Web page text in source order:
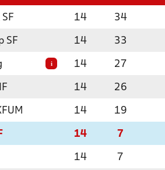
14 34
SF 14 33
i 14 27
14 26
14 19
14 7
14 7